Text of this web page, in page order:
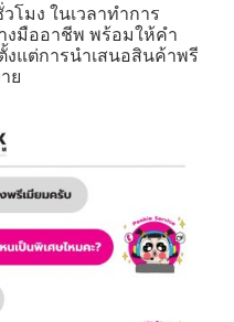
โมง ในเวลาทำการ
งมืออาชีพ พร้อมให้คำ
แต่การนำเสนอสินค้าพรี
ย